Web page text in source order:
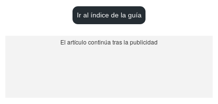
Ir al índice de la guía